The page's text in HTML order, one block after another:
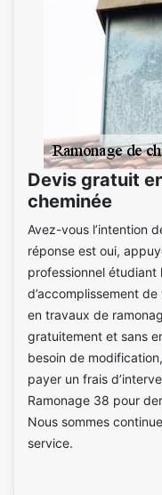
Devis gratuit
cheminée
Avez-vous l’intention
réponse est oui,
professionnel étudiant
d’accomplissement
en travaux de
gratuitement et sans
besoin de
payer un frais
Ramonage 38 pour
Nous sommes
service.